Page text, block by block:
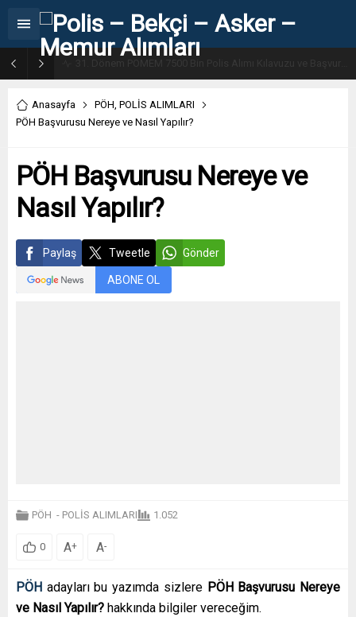
Anasayfa PÖH, POLİS ALIMLARI
PÖH Başvurusu Nereye ve Nasıl Yapılır?
PÖH Başvurusu Nereye ve
Nasıl Yapılır?
Paylaş Tweetle Gönder
ABONE OL
PÖH - POLİS ALIMLARI 1.052
0 A+ A-
PÖH adayları bu yazımda sizlerePÖH Başvurusu Nereye
ve Nasıl Yapılır? hakkında bilgiler vereceğim.